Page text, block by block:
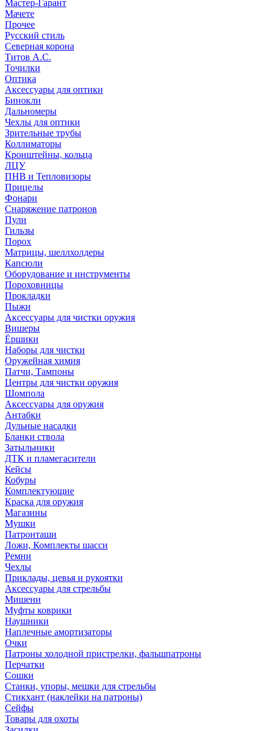
Мастер-Гарант
Мачете
Прочее
Русский стиль
Северная корона
Титов А.С.
Точилки
Оптика
Аксессуары для оптики
Бинокли
Дальномеры
Чехлы для оптики
Зрительные трубы
Коллиматоры
Кронштейны, кольца
ЛЦУ
ПНВ и Тепловизоры
Прицелы
Фонари
Снаряжение патронов
Пули
Гильзы
Порох
Матрицы, шеллхолдеры
Капсюли
Оборудование и инструменты
Пороховницы
Прокладки
Пыжи
Аксессуары для чистки оружия
Вишеры
Ёршики
Наборы для чистки
Оружейная химия
Патчи, Тампоны
Центры для чистки оружия
Шомпола
Аксессуары для оружия
Антабки
Дульные насадки
Бланки ствола
Затыльники
ДТК и пламегасители
Кейсы
Кобуры
Комплектующие
Краска для оружия
Магазины
Мушки
Патронташи
Ложи, Комплекты шасси
Ремни
Чехлы
Приклады, цевья и рукоятки
Аксессуары для стрельбы
Мишени
Муфты коврики
Наушники
Наплечные амортизаторы
Очки
Патроны холодной пристрелки, фальшпатроны
Перчатки
Сошки
Станки, упоры, мешки для стрельбы
Стикхант (наклейки на патроны)
Сейфы
Товары для охоты